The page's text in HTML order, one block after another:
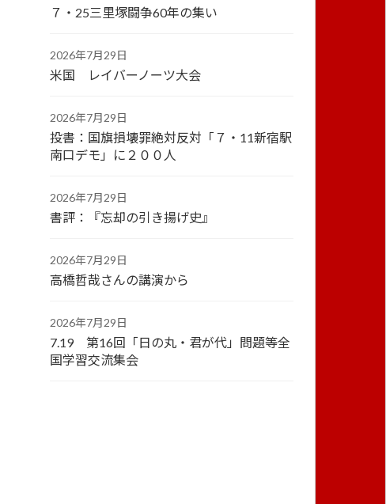
７・25三里塚闘争60年の集い
2026年7月29日
米国 レイバーノーツ大会
2026年7月29日
投書：国旗損壊罪絶対反対「７・11新宿駅
南口デモ」に２００人
2026年7月29日
書評：『忘却の引き揚げ史』
2026年7月29日
高橋哲哉さんの講演から
2026年7月29日
7.19 第16回「日の丸・君が代」問題等全
国学習交流集会